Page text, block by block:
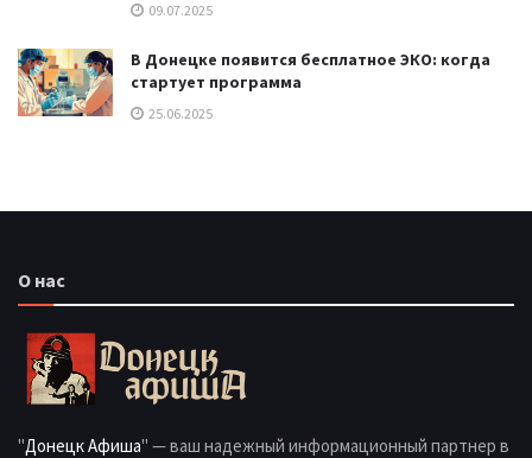
09.07.2025
В Донецке появится бесплатное ЭКО: когда
стартует программа
25.06.2025
О нас
"Донецк Афиша" — ваш надежный информационный партнер в